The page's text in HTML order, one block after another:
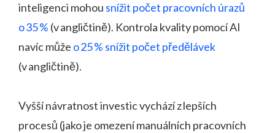
inteligenci mohou snížit počet pracovních úrazů
o 35 % (v angličtině). Kontrola kvality pomocí AI
navíc může o 25 % snížit počet předělávek
(v angličtině).
Vyšší návratnost investic vychází z lepších
procesů (jako je omezení manuálních pracovních